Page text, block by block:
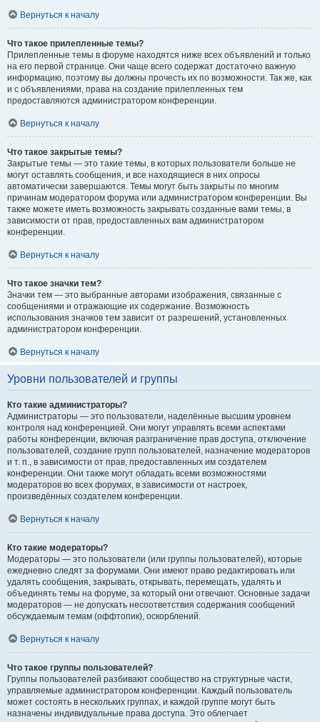
Вернуться к началу
Что такое прилепленные темы?
Прилепленные темы в форуме находятся ниже всех объявлений и только
на его первой странице. Они чаще всего содержат достаточно важную
информацию, поэтому вы должны прочесть их по возможности. Так же, как
и с объявлениями, права на создание прилепленных тем
предоставляются администратором конференции.
Вернуться к началу
Что такое закрытые темы?
Закрытые темы — это такие темы, в которых пользователи больше не
могут оставлять сообщения, и все находящиеся в них опросы
автоматически завершаются. Темы могут быть закрыты по многим
причинам модератором форума или администратором конференции. Вы
также можете иметь возможность закрывать созданные вами темы, в
зависимости от прав, предоставленных вам администратором
конференции.
Вернуться к началу
Что такое значки тем?
Значки тем — это выбранные авторами изображения, связанные с
сообщениями и отражающие их содержание. Возможность
использования значков тем зависит от разрешений, установленных
администратором конференции.
Вернуться к началу
Уровни пользователей и группы
Кто такие администраторы?
Администраторы — это пользователи, наделённые высшим уровнем
контроля над конференцией. Они могут управлять всеми аспектами
работы конференции, включая разграничение прав доступа, отключение
пользователей, создание групп пользователей, назначение модераторов
и т. п., в зависимости от прав, предоставленных им создателем
конференции. Они также могут обладать всеми возможностями
модераторов во всех форумах, в зависимости от настроек,
произведённых создателем конференции.
Вернуться к началу
Кто такие модераторы?
Модераторы — это пользователи (или группы пользователей), которые
ежедневно следят за форумами. Они имеют право редактировать или
удалять сообщения, закрывать, открывать, перемещать, удалять и
объединять темы на форуме, за который они отвечают. Основные задачи
модераторов — не допускать несоответствия содержания сообщений
обсуждаемым темам (оффтопик), оскорблений.
Вернуться к началу
Что такое группы пользователей?
Группы пользователей разбивают сообщество на структурные части,
управляемые администратором конференции. Каждый пользователь
может состоять в нескольких группах, и каждой группе могут быть
назначены индивидуальные права доступа. Это облегчает